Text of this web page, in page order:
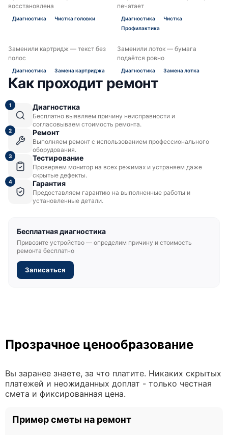
восстановлена
Диагностика Чистка головки
печатает
Диагностика
Чистка
Профилактика
ДО ПОСЛЕ
Заменили картридж — текст без
полос
Диагностика Замена картриджа
ДО ПОСЛЕ
Заменили лоток — бумага
подаётся ровно
Диагностика Замена лотка
Как проходит ремонт
1 Диагностика
Бесплатно выявляем причину неисправности и
согласовываем стоимость ремонта.
2 Ремонт
Выполняем ремонт с использованием профессионального
оборудования.
3 Тестирование
Проверяем монитор на всех режимах и устраняем даже
скрытые дефекты.
4 Гарантия
Предоставляем гарантию на выполненные работы и
установленные детали.
Бесплатная диагностика
Привозите устройство — определим причину и стоимость
ремонта бесплатно
Записаться
Прозрачное ценообразование
Вы заранее знаете, за что платите. Никаких скрытых
платежей и неожиданных доплат - только честная
смета и фиксированная цена.
Пример сметы на ремонт